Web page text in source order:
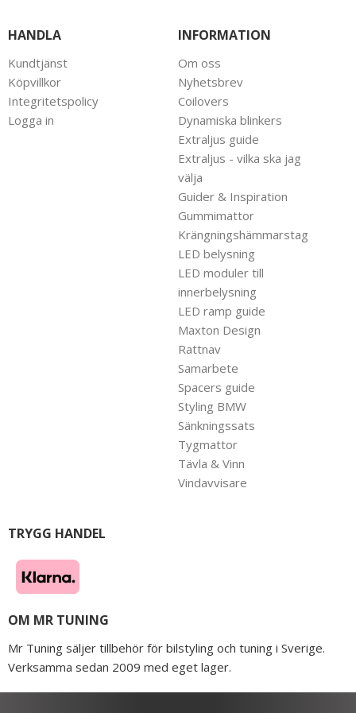
HANDLA
Kundtjänst
Köpvillkor
Integritetspolicy
Logga in
INFORMATION
Om oss
Nyhetsbrev
Coilovers
Dynamiska blinkers
Extraljus guide
Extraljus - vilka ska jag
välja
Guider & Inspiration
Gummimattor
Krängningshämmarstag
LED belysning
LED moduler till
innerbelysning
LED ramp guide
Maxton Design
Rattnav
Samarbete
Spacers guide
Styling BMW
Sänkningssats
Tygmattor
Tävla & Vinn
Vindavvisare
TRYGG HANDEL
OM MR TUNING
Mr Tuning säljer tillbehör för bilstyling och tuning i Sverige.
Verksamma sedan 2009 med eget lager.